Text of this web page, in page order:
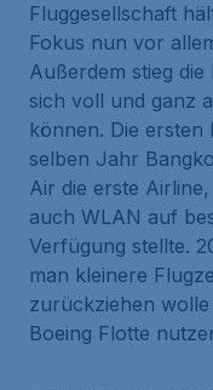
Fluggesellschaft
Fokus nun vor
Außerdem stieg
sich voll und ganz
können. Die ersten
selben Jahr
Air die erste
auch WLAN auf
Verfügung stellte.
man kleinere
zurückziehen
Boeing Flotte